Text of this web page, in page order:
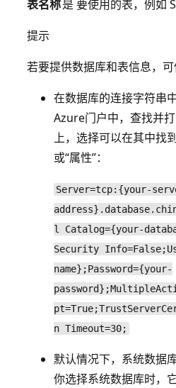
表名称是 要使用的表，例如
提示
若要提供数据库和表信息，可
在数据库的连接字符串
Azure门户中，查找并
上，选择可以在其中找
或“属性”：
Server=tcp:{your-
l Catalog={your-
Security
name};Password={your-
n Timeout=30;
默认情况下，系统数据
你选择系统数据库时，